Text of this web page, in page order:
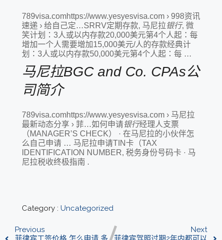
789visa.comhttps://www.yesyesvisa.com › 998资讯
速递 › 给自己定…SRRV定期存款, 马尼拉银行, 微
笑计划：3人或以内存款20,000美元第4个人起：每
增加一个人需要增加15,000美元/人的存款经典计
划：3人或以内存款50,000美元第4个人起：每 …
马尼拉BGC and Co. CPAs公
司简介
789visa.comhttps://www.yesyesvisa.com › 马尼拉
最新动态分享 › 菲…如何申请银行经理人支票
（MANAGER’S CHECK） · 在马尼拉的小伙伴怎
么自己申请 … 马尼拉申请TIN卡（TAX
IDENTIFICATION NUMBER, 税务身份号码卡 · 马
尼拉税收终极指南 .
Category : Uncategorized
Previous
Next